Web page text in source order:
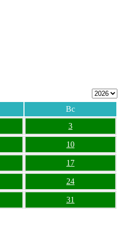
Вс
3
10
17
24
31